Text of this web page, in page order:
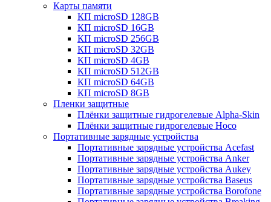
Карты памяти
КП microSD 128GB
КП microSD 16GB
КП microSD 256GB
КП microSD 32GB
КП microSD 4GB
КП microSD 512GB
КП microSD 64GB
КП microSD 8GB
Пленки защитные
Плёнки защитные гидрогелевые Alpha-Skin
Плёнки защитные гидрогелевые Hoco
Портативные зарядные устройства
Портативные зарядные устройства Acefast
Портативные зарядные устройства Anker
Портативные зарядные устройства Aukey
Портативные зарядные устройства Baseus
Портативные зарядные устройства Borofone